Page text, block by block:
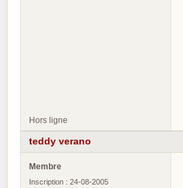
Hors ligne
teddy verano
Membre
Inscription : 24-08-2005